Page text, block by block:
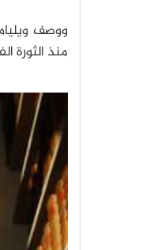
ووصف
منذ الثورة